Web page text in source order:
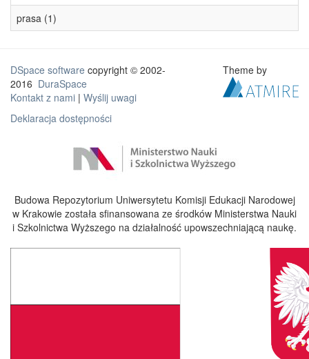
prasa (1)
DSpace software copyright © 2002-
2016 DuraSpace
Kontakt z nami | Wyślij uwagi
Deklaracja dostępności
Theme by
Budowa Repozytorium Uniwersytetu Komisji Edukacji Narodowej
w Krakowie została sfinansowana ze środków Ministerstwa Nauki
i Szkolnictwa Wyższego na działalność upowszechniającą naukę.